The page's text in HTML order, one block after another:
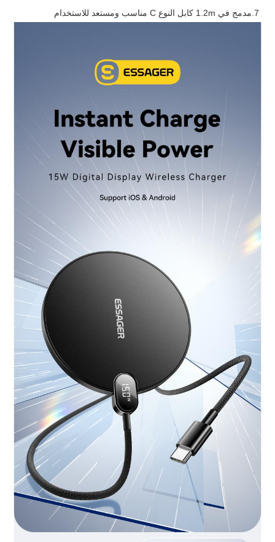
7.مدمج في 1.2m كابل النوع C مناسب ومستعد للاستخدام